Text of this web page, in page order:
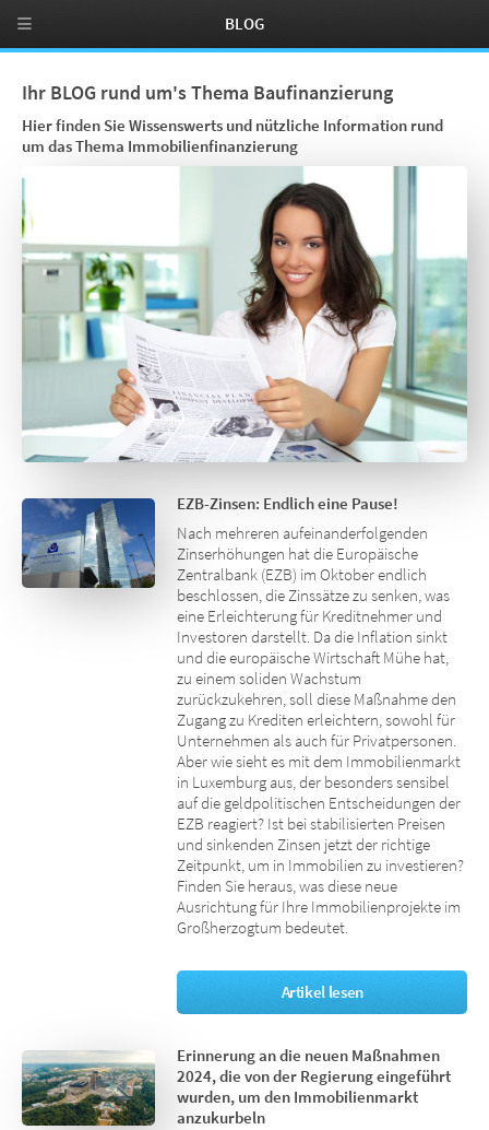
Ihr BLOG rund um's Thema Baufinanzierung
Hier finden Sie Wissenswerts und nützliche Information rund
um das Thema Immobilienfinanzierung
EZB-Zinsen: Endlich eine Pause!
Nach mehreren aufeinanderfolgenden
Zinserhöhungen hat die Europäische
Zentralbank (EZB) im Oktober endlich
beschlossen, die Zinssätze zu senken, was
eine Erleichterung für Kreditnehmer und
Investoren darstellt. Da die Inflation sinkt
und die europäische Wirtschaft Mühe hat,
zu einem soliden Wachstum
zurückzukehren, soll diese Maßnahme den
Zugang zu Krediten erleichtern, sowohl für
Unternehmen als auch für Privatpersonen.
Aber wie sieht es mit dem Immobilienmarkt
in Luxemburg aus, der besonders sensibel
auf die geldpolitischen Entscheidungen der
EZB reagiert? Ist bei stabilisierten Preisen
und sinkenden Zinsen jetzt der richtige
Zeitpunkt, um in Immobilien zu investieren?
Finden Sie heraus, was diese neue
Ausrichtung für Ihre Immobilienprojekte im
Großherzogtum bedeutet.
Artikel lesen
Erinnerung an die neuen Maßnahmen
2024, die von der Regierung eingeführt
wurden, um den Immobilienmarkt
anzukurbeln
BLOG